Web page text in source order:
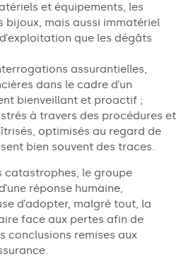
et équipements, les
bijoux, mais aussi immatériel
que les dégâts
assurantielles,
dans le cadre d’un
bienveillant et proactif ;
à travers des procédures et
optimisés au regard de
bien souvent des traces.
catastrophes, le groupe
réponse humaine,
d’adopter, malgré tout, la
face aux pertes afin de
conclusions remises aux